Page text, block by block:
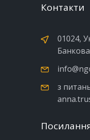
Контакти
01024,
з